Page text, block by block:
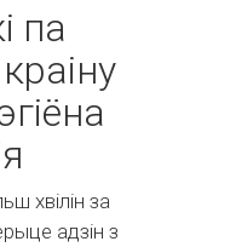
па
хвілін за
адзін з